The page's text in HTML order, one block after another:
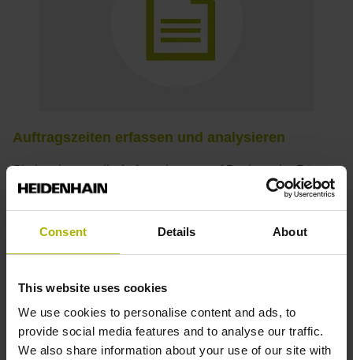
Consent Details About
This website uses cookies
We use cookies to personalise content and ads, to
provide social media features and to analyse our traffic.
We also share information about your use of our site with
Auftragszeiten erfassen und analysieren
Sie bestimmen die Auftragskosten auf Basis realer Rüst-
und Fertigungszeiten. So decken Sie Abweichungen zur
Planung auf.
So einfach kommen Sie zur
StateMonitor-Testlizenz